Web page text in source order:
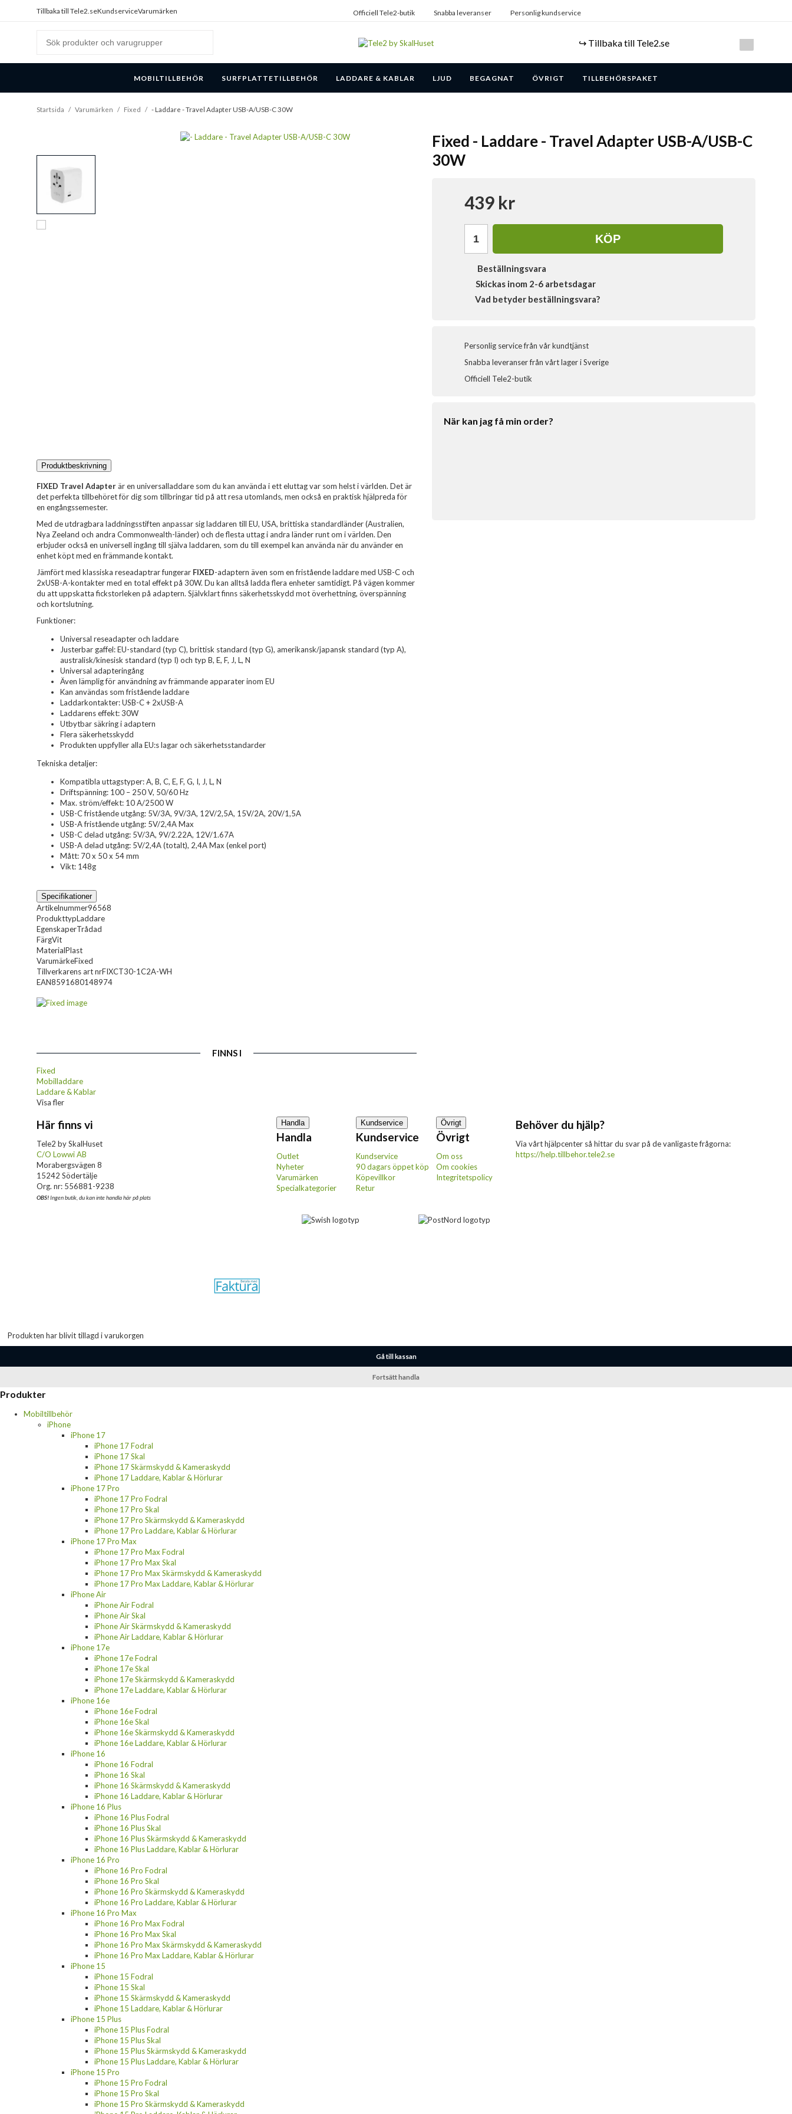
Tillbaka till Tele2.seKundserviceVarumärken Officiell Tele2-butik Snabba leveranser Personlig kundservice
↪️ Tillbaka till Tele2.se
MOBILTILLBEHÖR SURFPLATTETILLBEHÖR LADDARE & KABLAR LJUD BEGAGNAT ÖVRIGT TILLBEHÖRSPAKET
Startsida / Varumärken / Fixed / - Laddare - Travel Adapter USB-A/USB-C 30W
Fixed - Laddare - Travel Adapter USB-A/USB-C
30W
439 kr
KÖP
Beställningsvara
Skickas inom 2-6 arbetsdagar
Vad betyder beställningsvara?
Personlig service från vår kundtjänst
Snabba leveranser från vårt lager i Sverige
Officiell Tele2-butik
När kan jag få min order?
Produktbeskrivning
FIXED Travel Adapterär en universalladdare som du kan använda i ett eluttag var som helst i världen. Det är
det perfekta tillbehöret för dig som tillbringar tid på att resa utomlands, men också en praktisk hjälpreda för
en engångssemester.
Med de utdragbara laddningsstiften anpassar sig laddaren till EU, USA, brittiska standardländer (Australien,
Nya Zeeland och andra Commonwealth-länder) och de flesta uttag i andra länder runt om i världen. Den
erbjuder också en universell ingång till själva laddaren, som du till exempel kan använda när du använder en
enhet köpt med en främmande kontakt.
Jämfört med klassiska reseadaptrar fungerar FIXED-adaptern även som en fristående laddare med USB-C och
2xUSB-A-kontakter med en total effekt på 30W. Du kan alltså ladda flera enheter samtidigt. På vägen kommer
du att uppskatta fickstorleken på adaptern. Självklart finns säkerhetsskydd mot överhettning, överspänning
och kortslutning.
Funktioner:
Universal reseadapter och laddare
Justerbar gaffel: EU-standard (typ C), brittisk standard (typ G), amerikansk/japansk standard (typ A),
australisk/kinesisk standard (typ I) och typ B, E, F, J, L, N
Universal adapteringång
Även lämplig för användning av främmande apparater inom EU
Kan användas som fristående laddare
Laddarkontakter: USB-C + 2xUSB-A
Laddarens effekt: 30W
Utbytbar säkring i adaptern
Flera säkerhetsskydd
Produkten uppfyller alla EU:s lagar och säkerhetsstandarder
Tekniska detaljer:
Kompatibla uttagstyper: A, B, C, E, F, G, I, J, L, N
Driftspänning: 100 – 250 V, 50/60 Hz
Max. ström/effekt: 10 A/2500 W
USB-C fristående utgång: 5V/3A, 9V/3A, 12V/2,5A, 15V/2A, 20V/1,5A
USB-A fristående utgång: 5V/2,4A Max
USB-C delad utgång: 5V/3A, 9V/2.22A, 12V/1.67A
USB-A delad utgång: 5V/2,4A (totalt), 2,4A Max (enkel port)
Mått: 70 x 50 x 54 mm
Vikt: 148g
Specifikationer
Artikelnummer96568
ProdukttypLaddare
EgenskaperTrådad
FärgVit
MaterialPlast
VarumärkeFixed
Tillverkarens art nrFIXCT30-1C2A-WH
EAN8591680148974
FINNS I
Fixed
Mobilladdare
Laddare & Kablar
Visa fler
Här finns vi
Tele2 by SkalHuset
C/O Lowwi AB
Morabergsvägen 8
15242 Södertälje
Org. nr: 556881-9238
OBS!Ingen butik, du kan inte handla här på plats
Handla
Handla
Outlet
Nyheter
Varumärken
Specialkategorier
Kundservice
Kundservice
Kundservice
90 dagars öppet köp
Köpevillkor
Retur
Övrigt
Övrigt
Om oss
Om cookies
Integritetspolicy
Behöver du hjälp?
Via vårt hjälpcenter så hittar du svar på de vanligaste frågorna:
https://help.tillbehor.tele2.se
Produkten har blivit tillagd i varukorgen
Gå till kassan
Fortsätt handla
Produkter
Mobiltillbehör
iPhone
iPhone 17
iPhone 17 Fodral
iPhone 17 Skal
iPhone 17 Skärmskydd & Kameraskydd
iPhone 17 Laddare, Kablar & Hörlurar
iPhone 17 Pro
iPhone 17 Pro Fodral
iPhone 17 Pro Skal
iPhone 17 Pro Skärmskydd & Kameraskydd
iPhone 17 Pro Laddare, Kablar & Hörlurar
iPhone 17 Pro Max
iPhone 17 Pro Max Fodral
iPhone 17 Pro Max Skal
iPhone 17 Pro Max Skärmskydd & Kameraskydd
iPhone 17 Pro Max Laddare, Kablar & Hörlurar
iPhone Air
iPhone Air Fodral
iPhone Air Skal
iPhone Air Skärmskydd & Kameraskydd
iPhone Air Laddare, Kablar & Hörlurar
iPhone 17e
iPhone 17e Fodral
iPhone 17e Skal
iPhone 17e Skärmskydd & Kameraskydd
iPhone 17e Laddare, Kablar & Hörlurar
iPhone 16e
iPhone 16e Fodral
iPhone 16e Skal
iPhone 16e Skärmskydd & Kameraskydd
iPhone 16e Laddare, Kablar & Hörlurar
iPhone 16
iPhone 16 Fodral
iPhone 16 Skal
iPhone 16 Skärmskydd & Kameraskydd
iPhone 16 Laddare, Kablar & Hörlurar
iPhone 16 Plus
iPhone 16 Plus Fodral
iPhone 16 Plus Skal
iPhone 16 Plus Skärmskydd & Kameraskydd
iPhone 16 Plus Laddare, Kablar & Hörlurar
iPhone 16 Pro
iPhone 16 Pro Fodral
iPhone 16 Pro Skal
iPhone 16 Pro Skärmskydd & Kameraskydd
iPhone 16 Pro Laddare, Kablar & Hörlurar
iPhone 16 Pro Max
iPhone 16 Pro Max Fodral
iPhone 16 Pro Max Skal
iPhone 16 Pro Max Skärmskydd & Kameraskydd
iPhone 16 Pro Max Laddare, Kablar & Hörlurar
iPhone 15
iPhone 15 Fodral
iPhone 15 Skal
iPhone 15 Skärmskydd & Kameraskydd
iPhone 15 Laddare, Kablar & Hörlurar
iPhone 15 Plus
iPhone 15 Plus Fodral
iPhone 15 Plus Skal
iPhone 15 Plus Skärmskydd & Kameraskydd
iPhone 15 Plus Laddare, Kablar & Hörlurar
iPhone 15 Pro
iPhone 15 Pro Fodral
iPhone 15 Pro Skal
iPhone 15 Pro Skärmskydd & Kameraskydd